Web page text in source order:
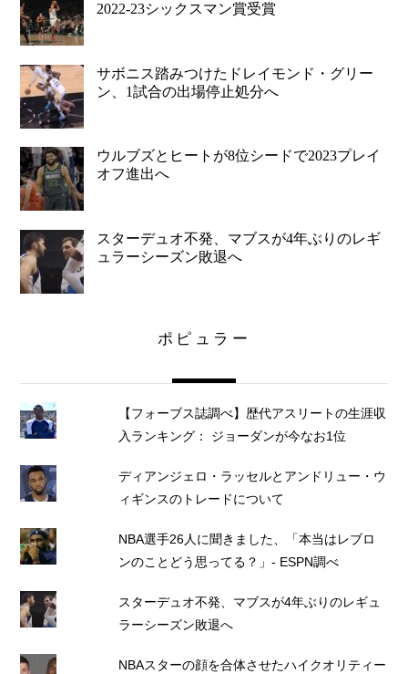
2022-23シックスマン賞受賞
サボニス踏みつけたドレイモンド・グリー
ン、1試合の出場停止処分へ
ウルブズとヒートが8位シードで2023プレイ
オフ進出へ
スターデュオ不発、マブスが4年ぶりのレギ
ュラーシーズン敗退へ
ポピュラー
【フォーブス誌調べ】歴代アスリートの生涯収
入ランキング： ジョーダンが今なお1位
ディアンジェロ・ラッセルとアンドリュー・ウ
ィギンスのトレードについて
NBA選手26人に聞きました、「本当はレブロ
ンのことどう思ってる？」- ESPN調べ
スターデュオ不発、マブスが4年ぶりのレギュ
ラーシーズン敗退へ
NBAスターの顔を合体させたハイクオリティー